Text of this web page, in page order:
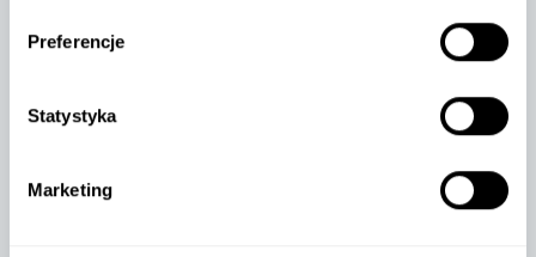
Preferencje
Statystyka
Marketing
1
Wybierz Pakiet dla Twojego